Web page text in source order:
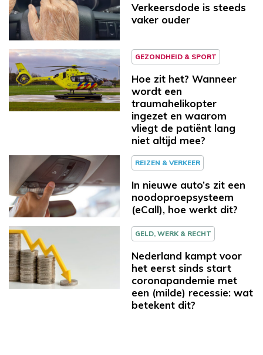
Verkeersdode is steeds
vaker ouder
GEZONDHEID & SPORT
Hoe zit het? Wanneer
wordt een
traumahelikopter
ingezet en waarom
vliegt de patiënt lang
niet altijd mee?
REIZEN & VERKEER
In nieuwe auto’s zit een
noodoproepsysteem
(eCall), hoe werkt dit?
GELD, WERK & RECHT
Nederland kampt voor
het eerst sinds start
coronapandemie met
een (milde) recessie: wat
betekent dit?